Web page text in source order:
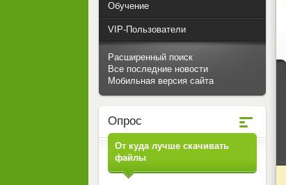
Обучение
VIP-Пользователи
Расширенный поиск
Все последние новости
Мобильная версия сайта
Опрос
От куда лучше скачивать
файлы